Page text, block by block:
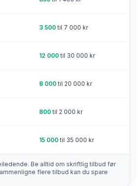
3 500 til 7 000 kr
12 000 til 30 000 kr
8 000 til 20 000 kr
800 til 2 000 kr
15 000 til 35 000 kr
Be alltid om skriftlig tilbud før
flere tilbud kan du spare